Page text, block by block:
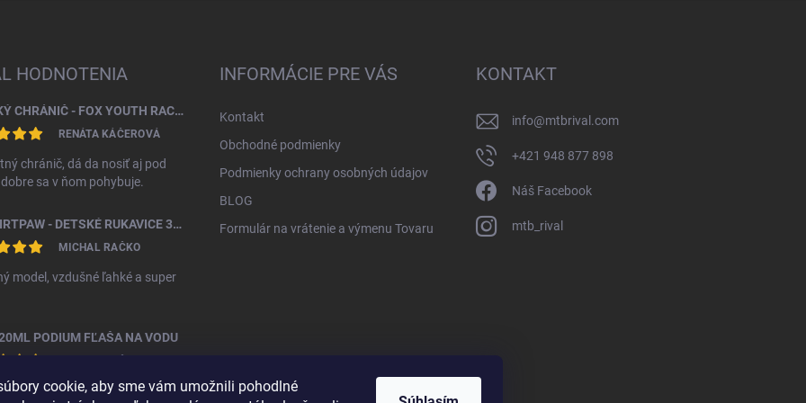
cookie, aby sme vám umožnili pohodlné
HODNOTENIA
DETSKÝ CHRÁNIČ - FOX YOUTH RACEFRAME IMPACT CE CHEST GUARD
RENÁTA KÁČEROVÁ
chránič, dá da nosiť aj pod
sa v ňom pohybuje.
FOX DIRTPAW - DETSKÉ RUKAVICE 3 - 5 ROKOV
MICHAL RAČKO
model, vzdušné ľahké a super
PODIUM FĽAŠA NA VODU
fľáša za vyššiu cenu
INFORMÁCIE PRE VÁS
Kontakt
Obchodné podmienky
Podmienky ochrany osobných údajov
BLOG
Formulár na vrátenie a výmenu Tovaru
KONTAKT
info@mtbrival.com
+421 948 877 898
Náš Facebook
mtb_rival